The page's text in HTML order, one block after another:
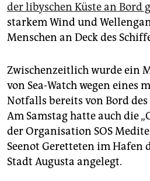
der libyschen Küste an Bord
starkem Wind und
Menschen an Deck des
Zwischenzeitlich wurde ein
von Sea-Watch wegen eines
Notfalls bereits von Bord des
Am Samstag hatte auch die
der Organisation SOS
Seenot Geretteten im Hafen
Stadt Augusta angelegt.